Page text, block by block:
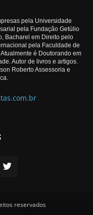
pela Universidade
pela Fundação Getúlio
Bacharel em Direito pelo
pela Faculdade de
é Doutorando em
Autor de livros e artigos.
Roberto Assessoria e
reservados